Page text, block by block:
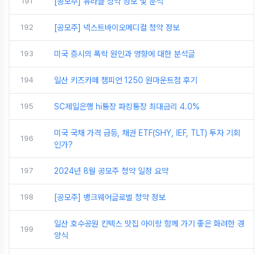
192 [공모주] 넥스트바이오메디컬 청약 정보
193 미국 증시의 폭락 원인과 영향에 대한 분석글
194 일산 키즈카페 챔피언 1250 원마운트점 후기
195 SC제일은행 hi통장 파킹통장 최대금리 4.0%
196
미국 국채 가격 급등, 채권 ETF(SHY, IEF, TLT) 투자 기회
인가?
197 2024년 8월 공모주 청약 일정 요약
198 [공모주] 뱅크웨어글로벌 청약 정보
199
일산 호수공원 킨텍스 맛집 아이랑 함께 가기 좋은 화려한 경
양식